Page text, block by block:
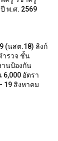
พ.ศ. 2569
(นสต.18) ลิงก์
ำรวจ ชั้น
านป้องกัน
อัตรา
19 สิงหาคม